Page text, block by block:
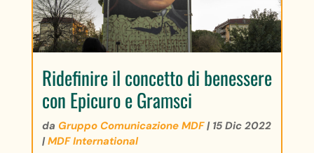
Ridefinire il concetto di benessere
con Epicuro e Gramsci
da Gruppo Comunicazione MDF| 15 Dic 2022
|MDF International